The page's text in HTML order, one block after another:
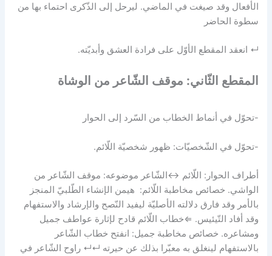
الأفعال وقد صيغت في الماضي. ليرحل إلى الذّكرى احتماء بها من
سطوة الحاضر
↵ انعقد المقطع الأوّل على فرادة العشق وأبديّته.
المقطع الثّاني: موقف الشّاعر من الوشاة
-تحوّل في أنماط الخطاب من السّرد إلى الحوار
-تحوّل في الشّخصيّات: ظهور شخصيّة اللّائم.
أطراف الحوار: اللّائم ↔الشّاعر موضوعه: موقف الشّاعر من
الواشي. خصائص مخاطبة اللّائم: هيمن الإنشاء الطّلبيّ المنجز
بالأمر وقد فارق دلالته الأصليّة ليفيد النّصح والإرشاد والاستفهام
وقد أفاد التّيئيس. ⇐خطاب اللّائم قادح لإثارة عواطف جميل
ومشاعره. خصائص مخاطبة جميل: انفتح خطاب الشّاعر
بالاستفهام لينغلق به معبّرا بذلك عن حيرته ↵↵ راوح الشّاعر في